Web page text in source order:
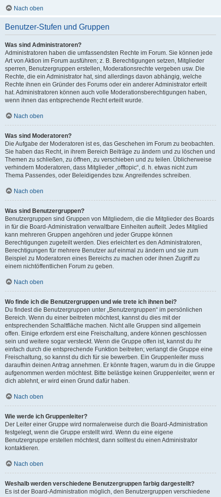
Nach oben
Benutzer-Stufen und Gruppen
Was sind Administratoren?
Administratoren haben die umfassendsten Rechte im Forum. Sie können jede
Art von Aktion im Forum ausführen; z. B. Berechtigungen setzen, Mitglieder
sperren, Benutzergruppen erstellen, Moderationsrechte vergeben usw. Die
Rechte, die ein Administrator hat, sind allerdings davon abhängig, welche
Rechte ihnen ein Gründer des Forums oder ein anderer Administrator erteilt
hat. Administratoren können auch volle Moderationsberechtigungen haben,
wenn ihnen das entsprechende Recht erteilt wurde.
Nach oben
Was sind Moderatoren?
Die Aufgabe der Moderatoren ist es, das Geschehen im Forum zu beobachten.
Sie haben das Recht, in ihrem Bereich Beiträge zu ändern und zu löschen und
Themen zu schließen, zu öffnen, zu verschieben und zu teilen. Üblicherweise
verhindern Moderatoren, dass Mitglieder „offtopic“, d. h. etwas nicht zum
Thema Passendes, oder Beleidigendes bzw. Angreifendes schreiben.
Nach oben
Was sind Benutzergruppen?
Benutzergruppen sind Gruppen von Mitgliedern, die die Mitglieder des Boards
in für die Board-Administration verwaltbare Einheiten aufteilt. Jedes Mitglied
kann mehreren Gruppen angehören und jeder Gruppe können
Berechtigungen zugeteilt werden. Dies erleichtert es den Administratoren,
Berechtigungen für mehrere Benutzer auf einmal zu ändern und sie zum
Beispiel zu Moderatoren eines Bereichs zu machen oder ihnen Zugriff zu
einem nichtöffentlichen Forum zu geben.
Nach oben
Wo finde ich die Benutzergruppen und wie trete ich ihnen bei?
Du findest die Benutzergruppen unter „Benutzergruppen“ im persönlichen
Bereich. Wenn du einer beitreten möchtest, kannst du dies mit der
entsprechenden Schaltfläche machen. Nicht alle Gruppen sind allgemein
offen. Einige erfordern erst eine Freischaltung, andere können geschlossen
sein und weitere sogar versteckt. Wenn die Gruppe offen ist, kannst du ihr
einfach durch die entsprechende Funktion beitreten; verlangt die Gruppe eine
Freischaltung, so kannst du dich für sie bewerben. Ein Gruppenleiter muss
daraufhin deinen Antrag annehmen. Er könnte fragen, warum du in die Gruppe
aufgenommen werden möchtest. Bitte belästige keinen Gruppenleiter, wenn er
dich ablehnt, er wird einen Grund dafür haben.
Nach oben
Wie werde ich Gruppenleiter?
Der Leiter einer Gruppe wird normalerweise durch die Board-Administration
festgelegt, wenn die Gruppe erstellt wird. Wenn du eine eigene
Benutzergruppe erstellen möchtest, dann solltest du einen Administrator
kontaktieren.
Nach oben
Weshalb werden verschiedene Benutzergruppen farbig dargestellt?
Es ist der Board-Administration möglich, den Benutzergruppen verschiedene